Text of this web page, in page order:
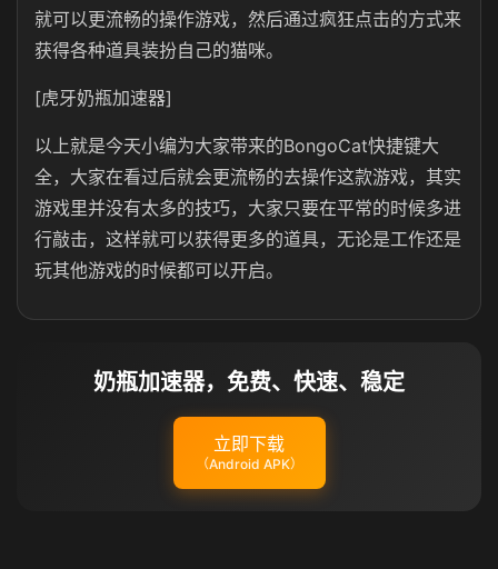
就可以更流畅的操作游戏，然后通过疯狂点击的方式来
获得各种道具装扮自己的猫咪。
[虎牙奶瓶加速器]
以上就是今天小编为大家带来的BongoCat快捷键大
全，大家在看过后就会更流畅的去操作这款游戏，其实
游戏里并没有太多的技巧，大家只要在平常的时候多进
行敲击，这样就可以获得更多的道具，无论是工作还是
玩其他游戏的时候都可以开启。
奶瓶加速器，免费、快速、稳定
立即下载
（Android APK）